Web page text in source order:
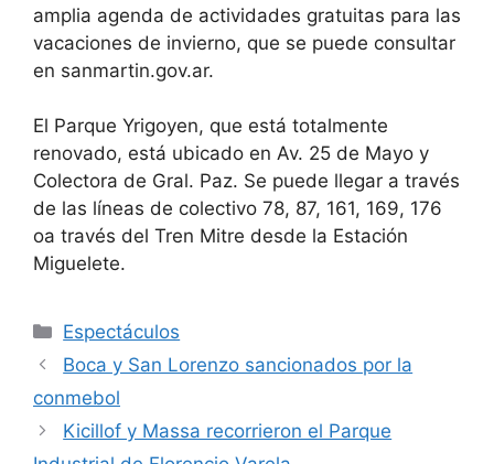
amplia agenda de actividades gratuitas para las
vacaciones de invierno, que se puede consultar
en sanmartin.gov.ar.
El Parque Yrigoyen, que está totalmente
renovado, está ubicado en Av. 25 de Mayo y
Colectora de Gral. Paz. Se puede llegar a través
de las líneas de colectivo 78, 87, 161, 169, 176
oa través del Tren Mitre desde la Estación
Miguelete.
Espectáculos
Boca y San Lorenzo sancionados por la
conmebol
Kicillof y Massa recorrieron el Parque